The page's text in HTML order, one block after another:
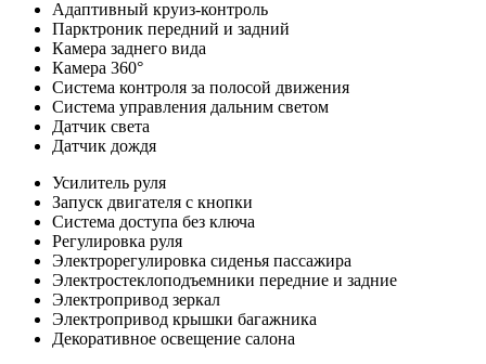
Адаптивный круиз-контроль
Парктроник передний и задний
Камера заднего вида
Камера 360°
Система контроля за полосой движения
Система управления дальним светом
Датчик света
Датчик дождя
Усилитель руля
Запуск двигателя с кнопки
Система доступа без ключа
Регулировка руля
Электрорегулировка сиденья пассажира
Электростеклоподъемники передние и задние
Электропривод зеркал
Электропривод крышки багажника
Декоративное освещение салона